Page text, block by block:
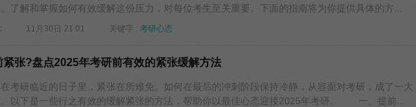
。了解和掌握如何有效缓解这份压力，对每位考生至关重要。下面的指南将为你提供具体的方...
11月30日 21:01 关键字 : 考研心态
紧张?盘点2025年考研前有效的紧张缓解方法
研临近的日子里，紧张在所难免。如何在最后的冲刺阶段保持冷静，从容面对考研，成了一大
以下是一些行之有效的缓解紧张的方法，帮助你以最佳心态迎接2025年考研。 一、提前...